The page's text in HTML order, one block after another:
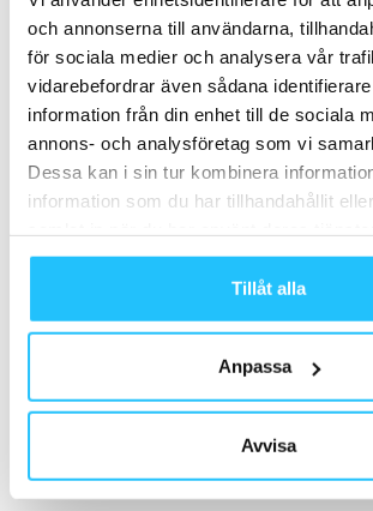
och annonserna till användarna,
för sociala medier och analysera vår
vidarebefordrar även sådana
information från din enhet till de sociala
annons- och analysföretag som vi
Dessa kan i sin tur kombinera
information som du har tillhandahållit
Tillåt alla
Anpassa
Avvisa
Förra artikeln
Så lyckas du med annonsering
på Facebook
Anmäl
Club
Brian van den Brink